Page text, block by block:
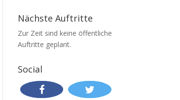
Nächste Auftritte
Zur Zeit sind keine öffentliche
Auftritte geplant.
Social